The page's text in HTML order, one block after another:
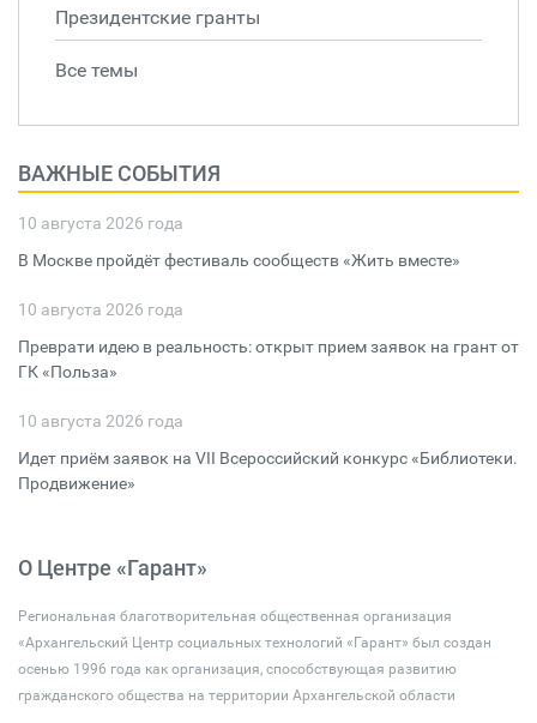
Президентские гранты
Все темы
ВАЖНЫЕ СОБЫТИЯ
10 августа 2026 года
В Москве пройдёт фестиваль сообществ «Жить вместе»
10 августа 2026 года
Преврати идею в реальность: открыт прием заявок на грант от
ГК «Польза»
10 августа 2026 года
Идет приём заявок на VII Всероссийский конкурс «Библиотеки.
Продвижение»
О Центре «Гарант»
Региональная благотворительная общественная организация
«Архангельский Центр социальных технологий «Гарант» был создан
осенью 1996 года как организация, способствующая развитию
гражданского общества на территории Архангельской области